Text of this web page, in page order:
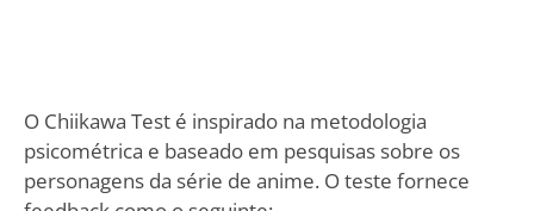
O Chiikawa Test é inspirado na metodologia
psicométrica e baseado em pesquisas sobre os
personagens da série de anime. O teste fornece